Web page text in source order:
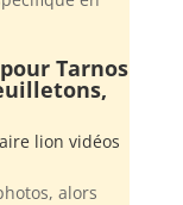
Tarnos
lion vidéos
alors